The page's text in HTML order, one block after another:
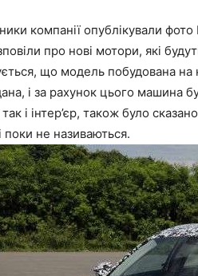
компанії опублікували
про нові мотори, які
що модель побудована на
і за рахунок цього машина
так і інтер’єр, також було
поки не називаються.